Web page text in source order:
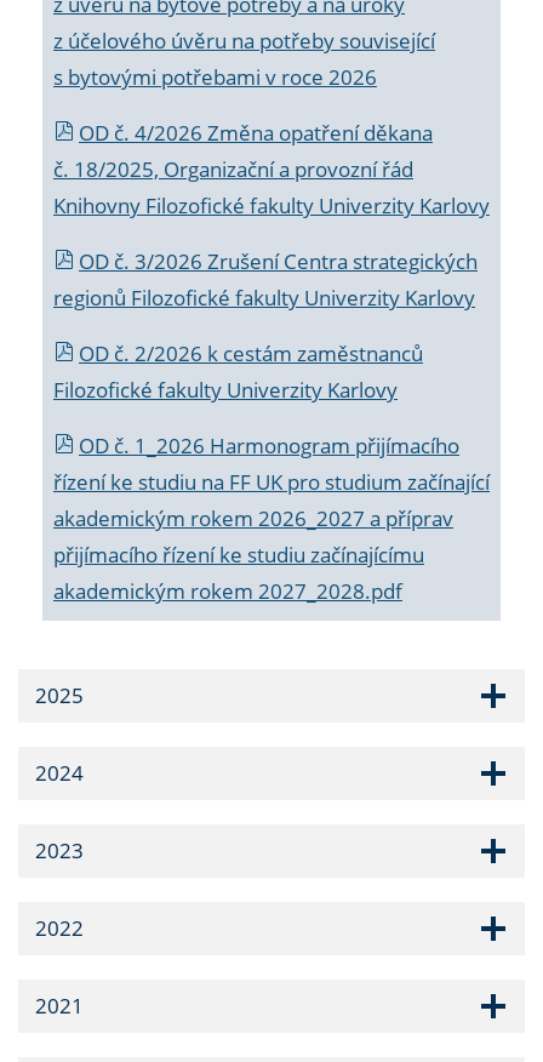
z účelového úvěru na potřeby související
s bytovými potřebami v roce 2026
OD č. 4/2026 Změna opatření děkana
č. 18/2025, Organizační a provozní řád
Knihovny Filozofické fakulty Univerzity Karlovy
OD č. 3/2026 Zrušení Centra strategických
regionů Filozofické fakulty Univerzity Karlovy
OD č. 2/2026 k cestám zaměstnanců
Filozofické fakulty Univerzity Karlovy
OD č. 1_2026 Harmonogram přijímacího
řízení ke studiu na FF UK pro studium začínající
akademickým rokem 2026_2027 a příprav
přijímacího řízení ke studiu začínajícímu
akademickým rokem 2027_2028.pdf
2025
2024
2023
2022
2021